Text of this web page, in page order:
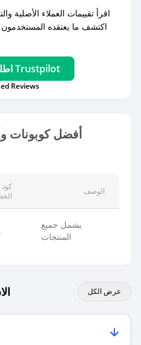
اقرأ تقييمات العملاء الأصلية
اكتشف ما يعتقده
اطلع على آراء عملائنا على Trustpilot
Reviews
أفضل كوبونات
كود
الوصف
يشمل جميع
المنتجات
عرض الكل